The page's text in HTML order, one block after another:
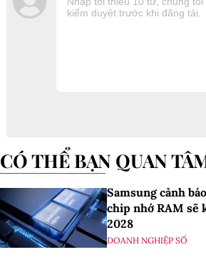
CÓ THỂ BẠN QUAN
Samsung cảnh
chip nhớ RAM sẽ
2028
DOANH NGHIỆP SỐ